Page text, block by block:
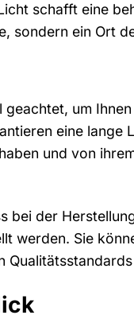
schafft eine
sondern ein Ort
um
eine lange
und von
bei der
werden. Sie